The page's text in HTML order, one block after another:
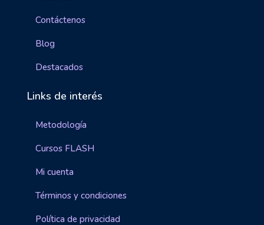
Contáctenos
Blog
Destacados
Links de interés
Metodología
Cursos FLASH
Mi cuenta
Términos y condiciones
Política de privacidad